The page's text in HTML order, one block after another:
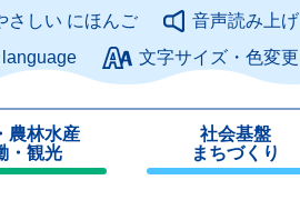
このページの本文へ
さしい にほんご
音声読み上げ
文字サイズ・色変更
農林水産
・観光
社会基盤
まちづくり